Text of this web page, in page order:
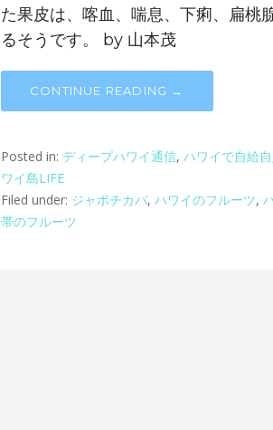
た果皮は、喀血、喘息、下痢、扁桃
るそうです。 by 山本茂
CONTINUE READING →
Posted in: ディープハワイ通信, ハワイで自給
ワイ島LIFE
Filed under: ジャボチカバ, ハワイのフルーツ,
帯のフルーツ